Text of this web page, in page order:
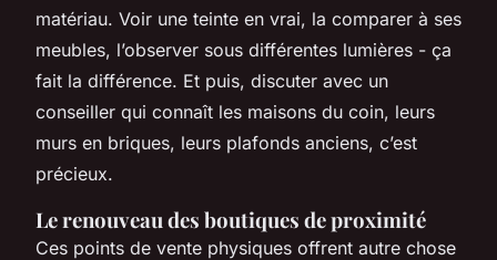
matériau. Voir une teinte en vrai, la comparer à ses
meubles, l’observer sous différentes lumières - ça
fait la différence. Et puis, discuter avec un
conseiller qui connaît les maisons du coin, leurs
murs en briques, leurs plafonds anciens, c’est
précieux.
Le renouveau des boutiques de proximité
Ces points de vente physiques offrent autre chose